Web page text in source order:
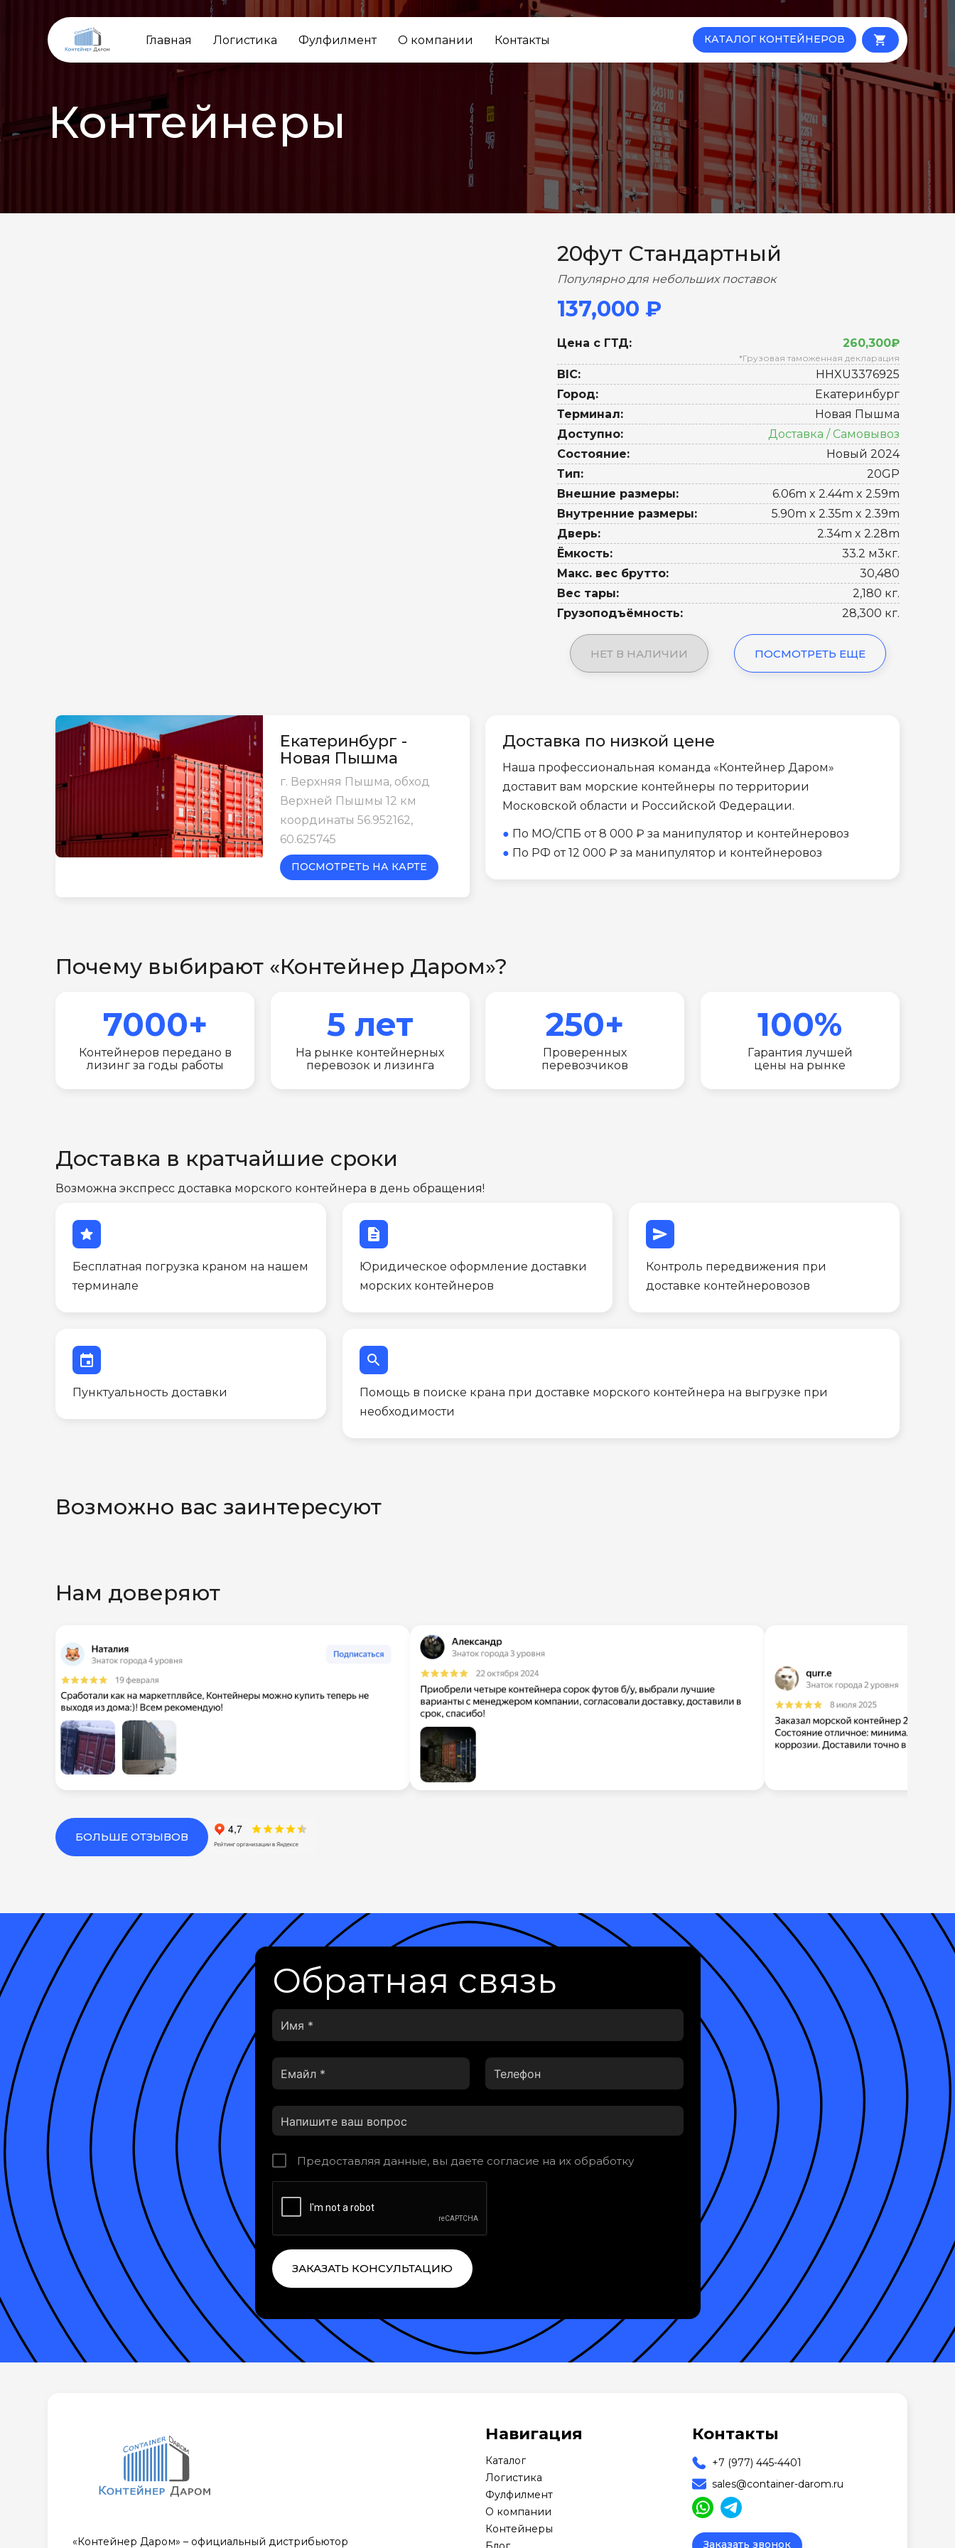
Главная Логистика Фулфилмент О компании Контакты КАТАЛОГ КОНТЕЙНЕРОВ local_grocery_store
Контейнеры
20фут Стандартный
Популярно для небольших поставок
137,000 ₽
Цена с ГТД: 260,300₽
*Грузовая таможенная декларация
BIC:
HHXU3376925
Город:
Екатеринбург
Терминал:
Новая Пышма
Доступно:
Доставка / Самовывоз
Состояние:
Новый 2024
Тип:
20GP
Внешние размеры:
6.06m x 2.44m x 2.59m
Внутренние размеры:
5.90m x 2.35m x 2.39m
Дверь:
2.34m x 2.28m
Ёмкость:
33.2 м3кг.
Макс. вес брутто:
30,480
Вес тары:
2,180 кг.
Грузоподъёмность:
28,300 кг.
НЕТ В НАЛИЧИИ ПОСМОТРЕТЬ ЕЩЕ
Екатеринбург -
Новая Пышма
г. Верхняя Пышма, обход
Верхней Пышмы 12 км
координаты 56.952162,
60.625745
ПОСМОТРЕТЬ НА КАРТЕ
Доставка по низкой цене
Наша профессиональная команда «Контейнер Даром»
доставит вам морские контейнеры по территории
Московской области и Российской Федерации.
● По МО/СПБ от 8 000 ₽ за манипулятор и контейнеровоз
● По РФ от 12 000 ₽ за манипулятор и контейнеровоз
Почему выбирают «Контейнер Даром»?
7000+
Контейнеров передано в
лизинг за годы работы
5 лет
На рынке контейнерных
перевозок и лизинга
250+
Проверенных
перевозчиков
100%
Гарантия лучшей
цены на рынке
Доставка в кратчайшие сроки
Возможна экспресс доставка морского контейнера в день обращения!
star
Бесплатная погрузка краном на нашем
терминале
description
Юридическое оформление доставки
морских контейнеров
send
Контроль передвижения при
доставке контейнеровозов
event
Пунктуальность доставки
search
Помощь в поиске крана при доставке морского контейнера на выгрузке при
необходимости
Возможно вас заинтересуют
Нам доверяют
БОЛЬШЕ ОТЗЫВОВ
Обратная связь
Предоставляя данные, вы даете согласие на их обработку
ЗАКАЗАТЬ КОНСУЛЬТАЦИЮ
«Контейнер Даром» – официальный дистрибьютор
Навигация
Каталог
Логистика
Фулфилмент
О компании
Контейнеры
Контакты
+7 (977) 445-4401
sales@container-darom.ru
Заказать звонок